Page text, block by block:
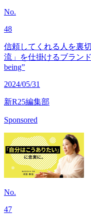
No.
48
信頼してくれる人を裏
流」を仕掛けるブラン
being”
2024/05/31
新R25編集部
Sponsored
No.
47